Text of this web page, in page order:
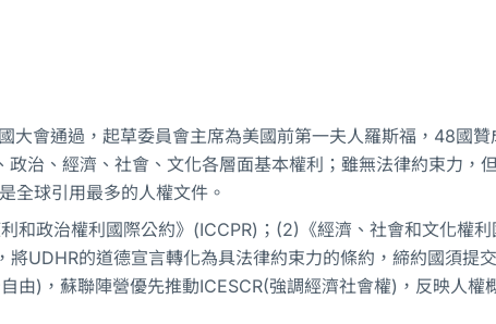
大會通過，起草委員會主席為美國前第一夫人羅斯福，48國
治、經濟、社會、文化各層面基本權利；雖無法律約束力，
全球引用最多的人權文件。
和政治權利國際公約》(ICCPR)；(2)《經濟、社會和文化權利
UDHR的道德宣言轉化為具法律約束力的條約，締約國須提
由)，蘇聯陣營優先推動ICESCR(強調經濟社會權)，反映人權